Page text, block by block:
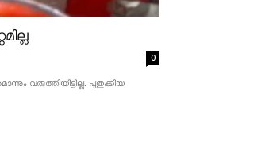
0
വരുത്തിയിട്ടില്ല. പുതുക്കിയ